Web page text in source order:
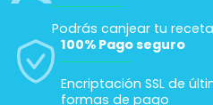
Podrás canjear tu
100% Pago seguro
Encriptación SSL de
formas de pago